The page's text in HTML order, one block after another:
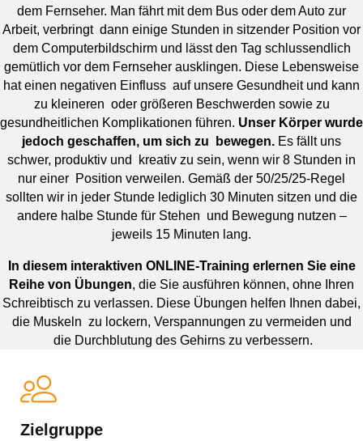
dem Fernseher. Man fährt mit dem Bus oder dem Auto zur
Arbeit, verbringt dann einige Stunden in sitzender Position vor
dem Computerbildschirm und lässt den Tag schlussendlich
gemütlich vor dem Fernseher ausklingen. Diese Lebensweise
hat einen negativen Einfluss auf unsere Gesundheit und kann
zu kleineren oder größeren Beschwerden sowie zu
gesundheitlichen Komplikationen führen. Unser Körper wurde
jedoch geschaffen, um sich zu bewegen. Es fällt uns
schwer, produktiv und kreativ zu sein, wenn wir 8 Stunden in
nur einer Position verweilen. Gemäß der 50/25/25-Regel
sollten wir in jeder Stunde lediglich 30 Minuten sitzen und die
andere halbe Stunde für Stehen und Bewegung nutzen –
jeweils 15 Minuten lang.
In diesem interaktiven ONLINE-Training erlernen Sie eine
Reihe von Übungen, die Sie ausführen können, ohne Ihren
Schreibtisch zu verlassen. Diese Übungen helfen Ihnen dabei,
die Muskeln zu lockern, Verspannungen zu vermeiden und
die Durchblutung des Gehirns zu verbessern.
Zielgruppe